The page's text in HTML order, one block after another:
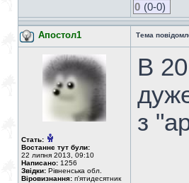
0 (0-0)
Апостол1 Тема
Стать:
Востаннє тут були:
22 липня 2013, 09:10
Написано: 1256
Звідки: Рівненська обл.
Віровизнання: п'ятидесятник
В
з